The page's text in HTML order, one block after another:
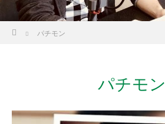
パチモン
パチモン